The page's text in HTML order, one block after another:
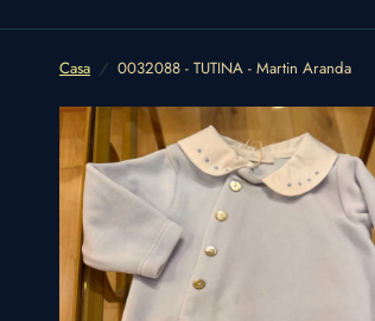
Casa / 0032088 - TUTINA - Martin Aranda